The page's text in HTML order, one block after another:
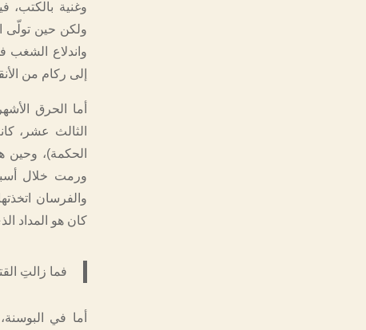
ولكن حين تولّى
واندلاع الشغب
إلى ركام من
أما الحرق
الحكمة)، وحين
ورمت خلال
والفرسان
كان هو المداد
فما زالتِ